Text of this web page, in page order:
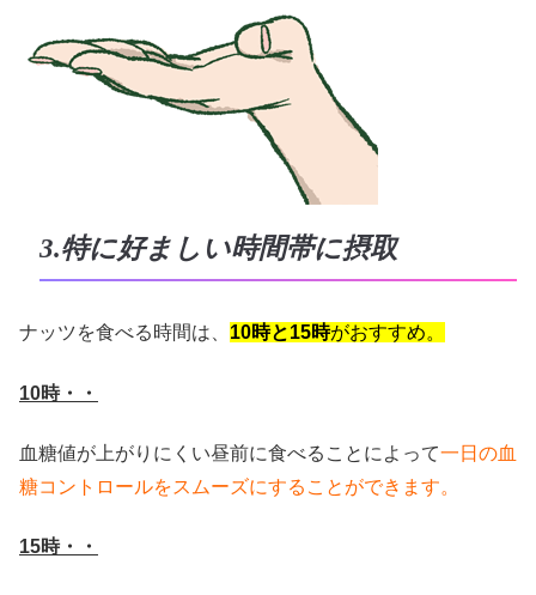
3.特に好ましい時間帯に摂取
ナッツを食べる時間は、 10時と15時がおすすめ。
10時・・
血糖値が上がりにくい昼前に食べることによって一日の血
糖コントロールをスムーズにすることができます。
15時・・